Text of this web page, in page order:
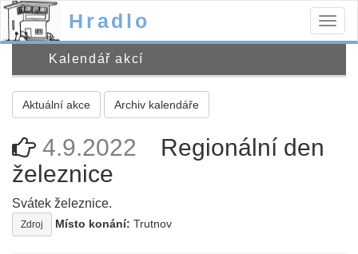
Hradlo
Kalendář akcí
Aktuální akce Archiv kalendáře
4.9.2022
Regionální den
železnice
Svátek železnice.
Zdroj Místo konání: Trutnov